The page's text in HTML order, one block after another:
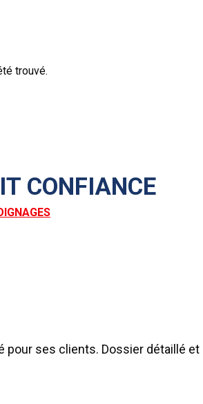
trouvé.
CONFIANCE
ses clients. Dossier détaillé